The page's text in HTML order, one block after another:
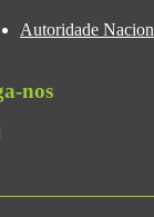
Autoridade
nos